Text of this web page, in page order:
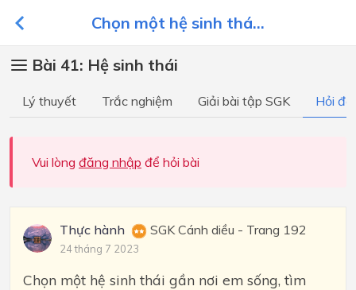
Chọn một hệ sinh thá...
Bài 41: Hệ sinh thái
Lý thuyết Trắc nghiệm Giải bài tập SGK Hỏi
Vui lòng đăng nhập để hỏi bài
Thực hành SGK Cánh diều - Trang 192
24 tháng 7 2023
Chọn một hệ sinh thái gần nơi em sống, tìm